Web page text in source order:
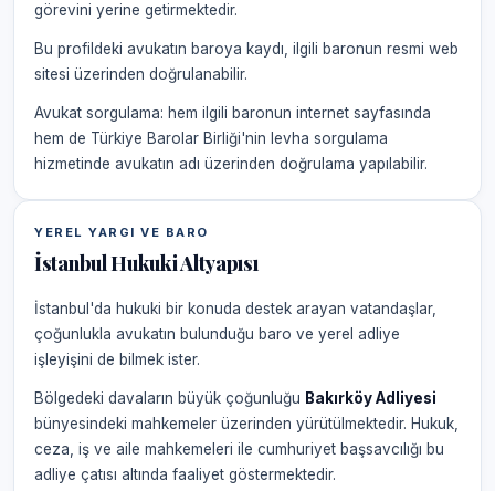
görevini yerine getirmektedir.
Bu profildeki avukatın baroya kaydı, ilgili baronun resmi web
sitesi üzerinden doğrulanabilir.
Avukat sorgulama: hem ilgili baronun internet sayfasında
hem de Türkiye Barolar Birliği'nin levha sorgulama
hizmetinde avukatın adı üzerinden doğrulama yapılabilir.
YEREL YARGI VE BARO
İstanbul Hukuki Altyapısı
İstanbul'da hukuki bir konuda destek arayan vatandaşlar,
çoğunlukla avukatın bulunduğu baro ve yerel adliye
işleyişini de bilmek ister.
Bölgedeki davaların büyük çoğunluğu Bakırköy Adliyesi
bünyesindeki mahkemeler üzerinden yürütülmektedir. Hukuk,
ceza, iş ve aile mahkemeleri ile cumhuriyet başsavcılığı bu
adliye çatısı altında faaliyet göstermektedir.